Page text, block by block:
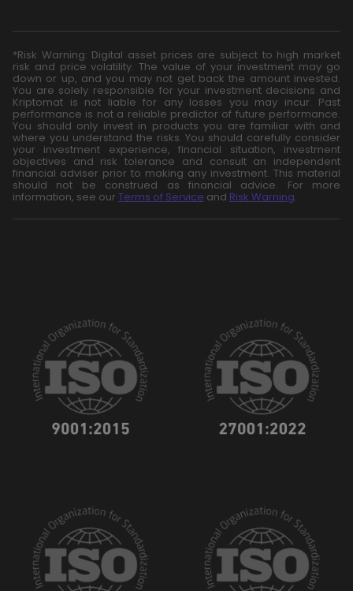
*Risk Warning: Digital asset prices are subject to high market
risk and price volatility. The value of your investment may go
down or up, and you may not get back the amount invested.
You are solely responsible for your investment decisions and
Kriptomat is not liable for any losses you may incur. Past
performance is not a reliable predictor of future performance.
You should only invest in products you are familiar with and
where you understand the risks. You should carefully consider
your investment experience, financial situation, investment
objectives and risk tolerance and consult an independent
financial adviser prior to making any investment. This material
should not be construed as financial advice. For more
information, see our Terms of Service and Risk Warning.